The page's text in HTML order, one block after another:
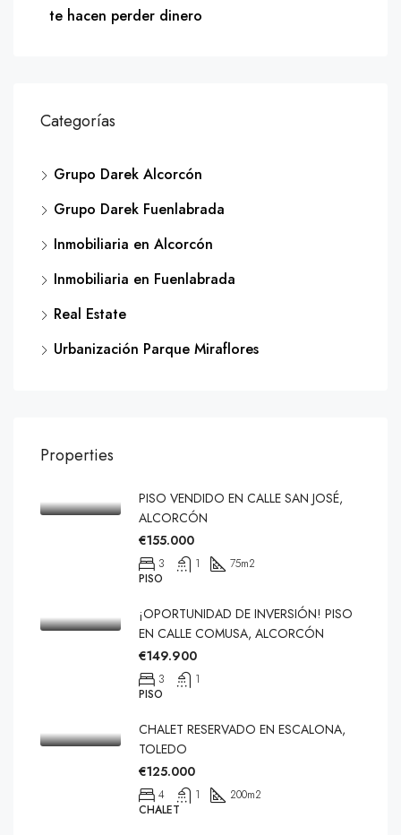
te hacen perder dinero
Categorías
Grupo Darek Alcorcón
Grupo Darek Fuenlabrada
Inmobiliaria en Alcorcón
Inmobiliaria en Fuenlabrada
Real Estate
Urbanización Parque Miraflores
Properties
PISO VENDIDO EN CALLE SAN JOSÉ,
ALCORCÓN
€155.000
3 1 75m2
PISO
¡OPORTUNIDAD DE INVERSIÓN! PISO
EN CALLE COMUSA, ALCORCÓN
€149.900
3
1
PISO
CHALET RESERVADO EN ESCALONA,
TOLEDO
€125.000
4 1 200m2
CHALET